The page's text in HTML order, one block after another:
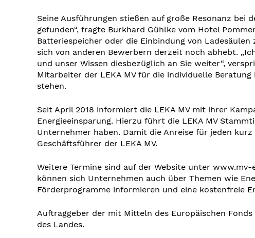
Seine Ausführungen stießen auf große Resonanz
gefunden“, fragte Burkhard Gühlke vom Hotel
Batteriespeicher oder die Einbindung von
sich von anderen Bewerbern derzeit noch abhebt.
und unser Wissen diesbezüglich an Sie weiter“,
Mitarbeiter der LEKA MV für die individuelle
stehen.
Seit April 2018 informiert die LEKA MV mit ihrer
Energieeinsparung. Hierzu führt die LEKA MV
Unternehmer haben. Damit die Anreise für jeden
Geschäftsführer der LEKA MV.
Weitere Termine sind auf der Website unter
können sich Unternehmen auch über Themen wie
Förderprogramme informieren und eine kostenfreie
Auftraggeber der mit Mitteln des Europäischen
des Landes.